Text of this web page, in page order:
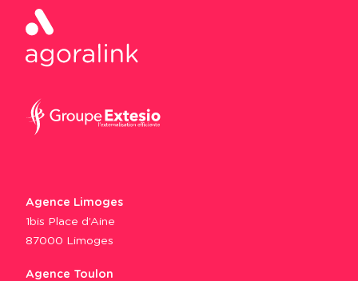
Agence Limoges
1bis Place d’Aine
87000 Limoges
Agence Toulon